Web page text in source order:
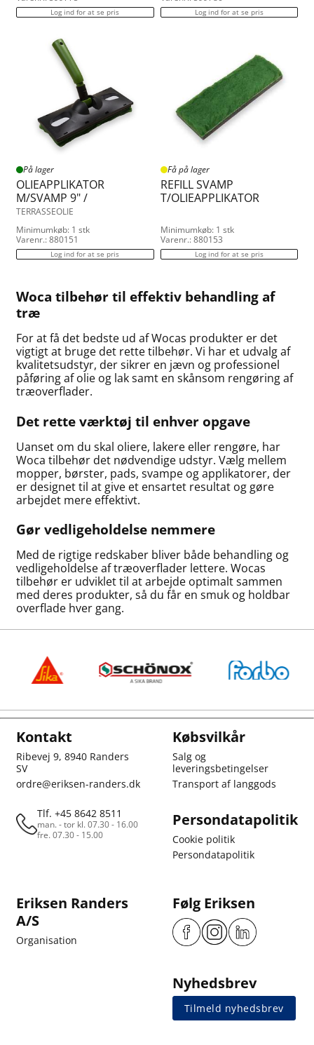
Log ind for at se pris Log ind for at se pris
På lager
OLIEAPPLIKATOR
M/SVAMP 9" /
TERRASSEOLIE
Minimumkøb: 1 stk
Varenr.: 880151
Log ind for at se pris
Få på lager
REFILL SVAMP
T/OLIEAPPLIKATOR
Minimumkøb: 1 stk
Varenr.: 880153
Log ind for at se pris
Woca tilbehør til effektiv behandling af
træ
For at få det bedste ud af Wocas produkter er det
vigtigt at bruge det rette tilbehør. Vi har et udvalg af
kvalitetsudstyr, der sikrer en jævn og professionel
påføring af olie og lak samt en skånsom rengøring af
træoverflader.
Det rette værktøj til enhver opgave
Uanset om du skal oliere, lakere eller rengøre, har
Woca tilbehør det nødvendige udstyr. Vælg mellem
mopper, børster, pads, svampe og applikatorer, der
er designet til at give et ensartet resultat og gøre
arbejdet mere effektivt.
Gør vedligeholdelse nemmere
Med de rigtige redskaber bliver både behandling og
vedligeholdelse af træoverflader lettere. Wocas
tilbehør er udviklet til at arbejde optimalt sammen
med deres produkter, så du får en smuk og holdbar
overflade hver gang.
Kontakt
Ribevej 9, 8940 Randers
SV
ordre@eriksen-randers.dk
Tlf. +45 8642 8511
man. - tor kl. 07.30 - 16.00
fre. 07.30 - 15.00
Købsvilkår
Salg og
leveringsbetingelser
Transport af langgods
Persondatapolitik
Cookie politik
Persondatapolitik
Eriksen Randers
A/S
Organisation
Følg Eriksen
Nyhedsbrev
Tilmeld nyhedsbrev